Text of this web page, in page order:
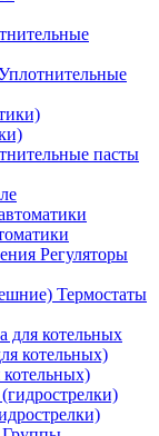
пасты
Регуляторы
Термостаты
для котельных